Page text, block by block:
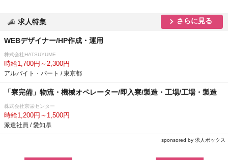
求人特集 さらに見る
WEBデザイナー/HP作成・運用
株式会社HATSUYUME
時給1,700円～2,300円
アルバイト・パート / 東京都
「寮完備」物流・機械オペレーター/即入寮/製造・工場/工場・製造
株式会社京栄センター
時給1,200円～1,500円
派遣社員 / 愛知県
sponsored by 求人ボックス